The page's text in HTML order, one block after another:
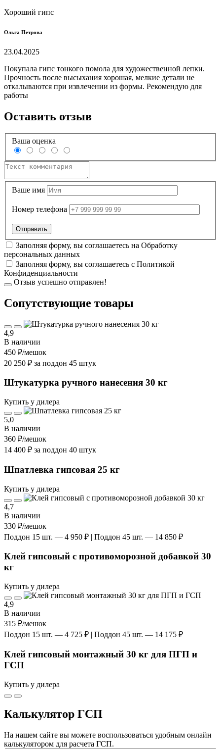
Хороший гипс
Ольга Петрова
23.04.2025
Покупала гипс тонкого помола для художественной лепки.
Прочность после высыхания хорошая, мелкие детали не
откалываются при извлечении из формы. Рекомендую для
работы
Оставить отзыв
Ваша оценка
Ваше имя
Номер телефона
Заполняя форму, вы соглашаетесь на Обработку
персональных данных
Заполняя форму, вы соглашаетесь с Политикой
Конфиденциальности
Отзыв успешно отправлен!
Cопутствующие товары
4,9
В наличии
450 ₽/мешок
20 250 ₽ за поддон 45 штук
Штукатурка ручного нанесения 30 кг
Купить у дилера
5,0
В наличии
360 ₽/мешок
14 400 ₽ за поддон 40 штук
Шпатлевка гипсовая 25 кг
Купить у дилера
4,7
В наличии
330 ₽/мешок
Поддон 15 шт. — 4 950 ₽ | Поддон 45 шт. — 14 850 ₽
Клей гипсовый с противоморозной добавкой 30
кг
Купить у дилера
4,9
В наличии
315 ₽/мешок
Поддон 15 шт. — 4 725 ₽ | Поддон 45 шт. — 14 175 ₽
Клей гипсовый монтажный 30 кг для ПГП и
ГСП
Купить у дилера
Калькулятор ГСП
На нашем сайте вы можете воспользоваться удобным онлайн
калькулятором для расчета ГСП.